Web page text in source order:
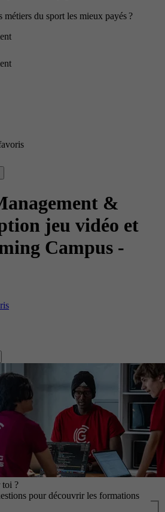
métiers du sport les mieux payés ?
&
jeu vidéo et
Campus -
toi ?
pour découvrir les formations